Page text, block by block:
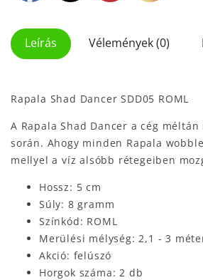
Leírás Vélemények (0)
Rapala Shad Dancer SDD05 ROML
A Rapala Shad Dancer a cég
során. Ahogy minden Rapala
mellyel a víz alsóbb rétegeiben
Hossz: 5 cm
Súly: 8 gramm
Színkód: ROML
Merülési mélység: 2,1 - 3
Akció: felúszó
Horgok száma: 2 db